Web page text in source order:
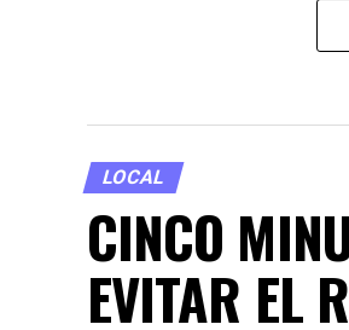
LOCAL
CINCO
EVITAR EL